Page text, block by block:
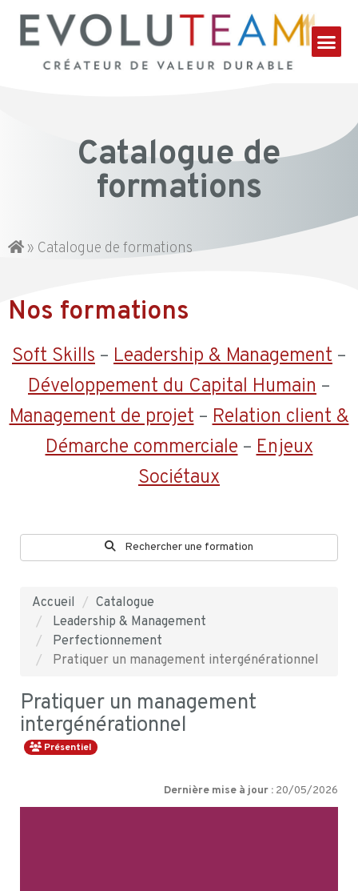
Catalogue de
formations
» Catalogue de formations
Nos formations
Soft Skills – Leadership & Management –
Développement du Capital Humain –
Management de projet–Relation client &
Démarche commerciale–Enjeux
Sociétaux
Rechercher une formation
Accueil
Catalogue
Leadership & Management
Perfectionnement
Pratiquer un management intergénérationnel
Pratiquer un management
intergénérationnel
Présentiel
Dernière mise à jour : 20/05/2026